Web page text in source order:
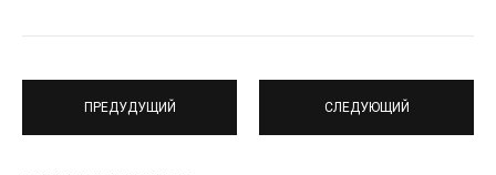
ПРЕДУДУЩИЙ СЛЕДУЮЩИЙ